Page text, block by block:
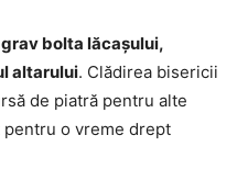
bolta lăcaşului,
altarului. Clădirea bisericii
de piatră pentru alte
o vreme drept